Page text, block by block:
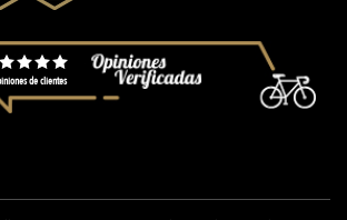
de clientes